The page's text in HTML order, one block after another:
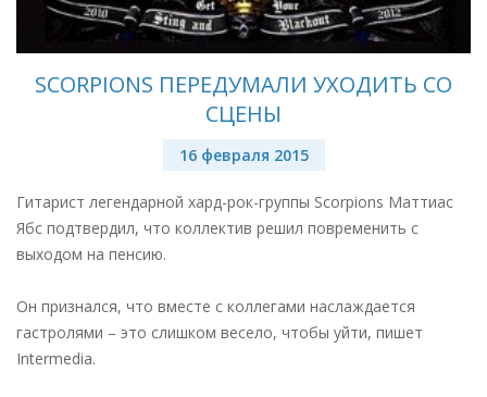
SCORPIONS ПЕРЕДУМАЛИ УХОДИТЬ СО
СЦЕНЫ
16 февраля 2015
Гитарист легендарной хард-рок-группы Scorpions Маттиас
Ябс подтвердил, что коллектив решил повременить с
выходом на пенсию.
Он признался, что вместе с коллегами наслаждается
гастролями – это слишком весело, чтобы уйти, пишет
Intermedia.